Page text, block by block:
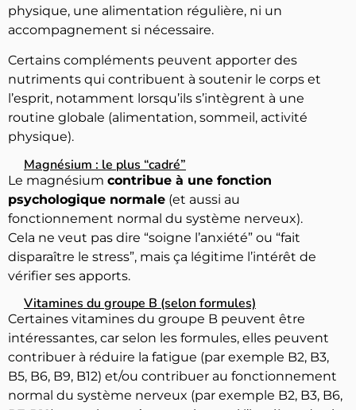
physique, une alimentation régulière, ni un
accompagnement si nécessaire.
Certains compléments peuvent apporter des
nutriments qui contribuent à soutenir le corps et
l’esprit, notamment lorsqu’ils s’intègrent à une
routine globale (alimentation, sommeil, activité
physique).
Magnésium : le plus “cadré”
Le magnésium contribue à une fonction
psychologique normale (et aussi au
fonctionnement normal du système nerveux).
Cela ne veut pas dire “soigne l’anxiété” ou “fait
disparaître le stress”, mais ça légitime l’intérêt de
vérifier ses apports.
Vitamines du groupe B (selon formules)
Certaines vitamines du groupe B peuvent être
intéressantes, car selon les formules, elles peuvent
contribuer à réduire la fatigue (par exemple B2, B3,
B5, B6, B9, B12) et/ou contribuer au fonctionnement
normal du système nerveux (par exemple B2, B3, B6,